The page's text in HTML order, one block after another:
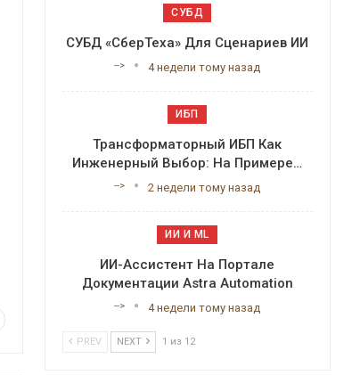
СУБД
СУБД «СберТеха» Для Сценариев ИИ
--> 4 недели тому назад
ИБП
Трансформаторный ИБП Как
Инженерный Выбор: На Примере…
--> 2 недели тому назад
ИИ И ML
ИИ-Ассистент На Портале
Документации Astra Automation
--> 4 недели тому назад
PREV NEXT 1 из 12